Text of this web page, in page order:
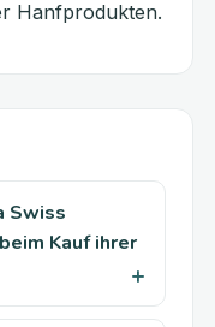
Hanfprodukten.
Swiss
Kauf ihrer